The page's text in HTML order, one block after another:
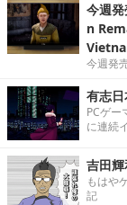
今週
n
今週発
有志
PCゲー
に連続
吉田
もはや
記